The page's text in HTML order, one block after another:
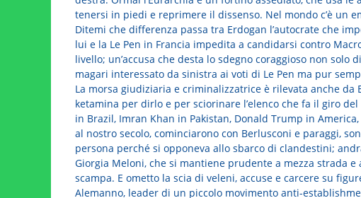
tenersi in piedi e reprimere il dissenso. Nel mondo c’è un
Ditemi che differenza passa tra Erdogan l’autocrate che
lui e la Le Pen in Francia impedita a candidarsi contro
livello; un’accusa che desta lo sdegno coraggioso non solo
magari interessato da sinistra ai voti di Le Pen ma pur
La morsa giudiziaria e criminalizzatrice è rilevata anche da
ketamina per dirlo e per sciorinare l’elenco che fa il giro
in Brazil, Imran Khan in Pakistan, Donald Trump in
al nostro secolo, cominciarono con Berlusconi e paraggi,
persona perché si opponeva allo sbarco di clandestini;
Giorgia Meloni, che si mantiene prudente a mezza strada e
scampa. E ometto la scia di veleni, accuse e carcere su
Alemanno, leader di un piccolo movimento anti-